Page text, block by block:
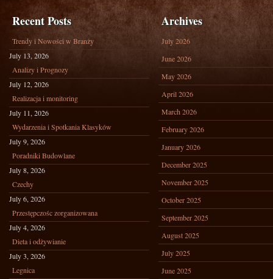
Recent Posts
Trendy i Nowości w Branży
July 13, 2026
Analizy i Prognozy
July 12, 2026
Realizacja i monitoring
July 11, 2026
Wydarzenia i Spotkania Klasyków
July 9, 2026
Poradniki Budowlane
July 8, 2026
Czechy
July 6, 2026
Przestępczośc zorganizowana
July 4, 2026
Dieta i odżywianie
July 3, 2026
Legnica
Archives
July 2026
June 2026
May 2026
April 2026
March 2026
February 2026
January 2026
December 2025
November 2025
October 2025
September 2025
August 2025
July 2025
June 2025